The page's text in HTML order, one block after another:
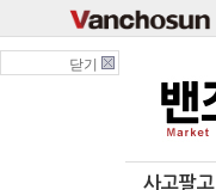
닫기
사고팔고